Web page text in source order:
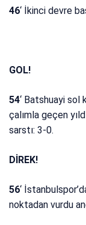
46‘ İkinci devre
GOL!
54‘ Batshuayi sol
çalımla geçen
sarstı: 3-0.
DİREK!
56‘
noktadan vurdu